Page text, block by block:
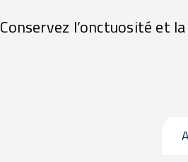
Conservez l’onctuosité et